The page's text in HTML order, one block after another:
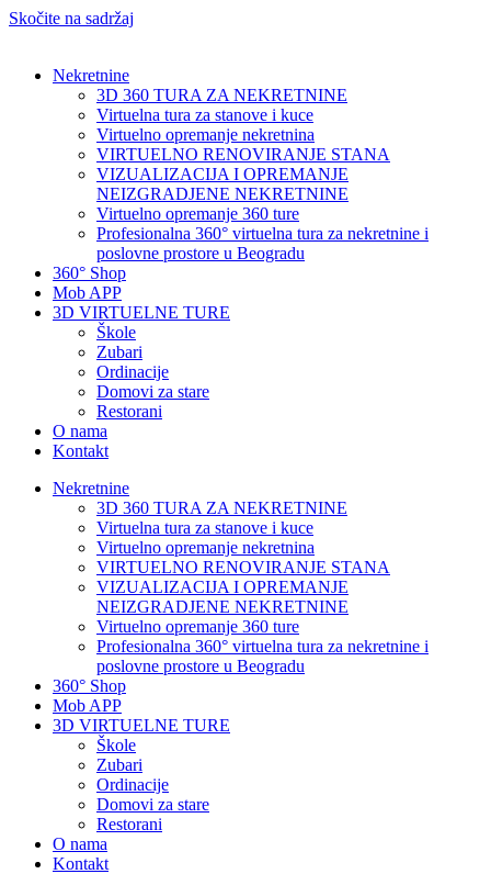
Skočite na sadržaj
Nekretnine
3D 360 TURA ZA NEKRETNINE
Virtuelna tura za stanove i kuce
Virtuelno opremanje nekretnina
VIRTUELNO RENOVIRANJE STANA
VIZUALIZACIJA I OPREMANJE
NEIZGRADJENE NEKRETNINE
Virtuelno opremanje 360 ture
Profesionalna 360° virtuelna tura za nekretnine i
poslovne prostore u Beogradu
360° Shop
Mob APP
3D VIRTUELNE TURE
Škole
Zubari
Ordinacije
Domovi za stare
Restorani
O nama
Kontakt
Nekretnine
3D 360 TURA ZA NEKRETNINE
Virtuelna tura za stanove i kuce
Virtuelno opremanje nekretnina
VIRTUELNO RENOVIRANJE STANA
VIZUALIZACIJA I OPREMANJE
NEIZGRADJENE NEKRETNINE
Virtuelno opremanje 360 ture
Profesionalna 360° virtuelna tura za nekretnine i
poslovne prostore u Beogradu
360° Shop
Mob APP
3D VIRTUELNE TURE
Škole
Zubari
Ordinacije
Domovi za stare
Restorani
O nama
Kontakt